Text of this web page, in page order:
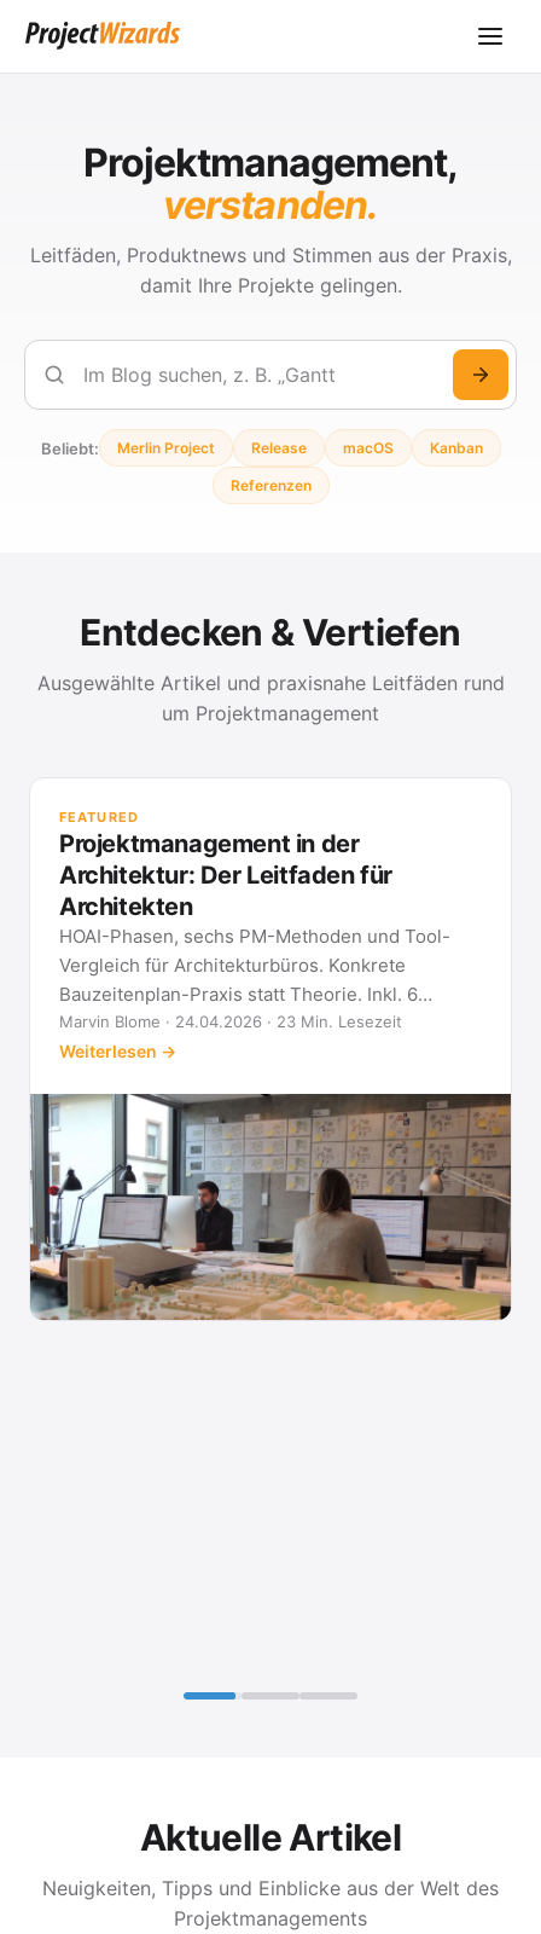
Projektmanagement,
verstanden.
Leitfäden, Produktnews und Stimmen aus der Praxis,
damit Ihre Projekte gelingen.
Suchen
Beliebt: Merlin Project Release macOS Kanban
Referenzen
Entdecken & Vertiefen
Ausgewählte Artikel und praxisnahe Leitfäden rund
um Projektmanagement
FEATURED
Projektmanagement in der
Architektur: Der Leitfaden für
Architekten
HOAI-Phasen, sechs PM-Methoden und Tool-
Vergleich für Architekturbüros. Konkrete
Bauzeitenplan-Praxis statt Theorie. Inkl. 6
Architekten-FAQ.
Marvin Blome · 24.04.2026 · 23 Min. Lesezeit
Weiterlesen →
Aktuelle Artikel
Neuigkeiten, Tipps und Einblicke aus der Welt des
Projektmanagements